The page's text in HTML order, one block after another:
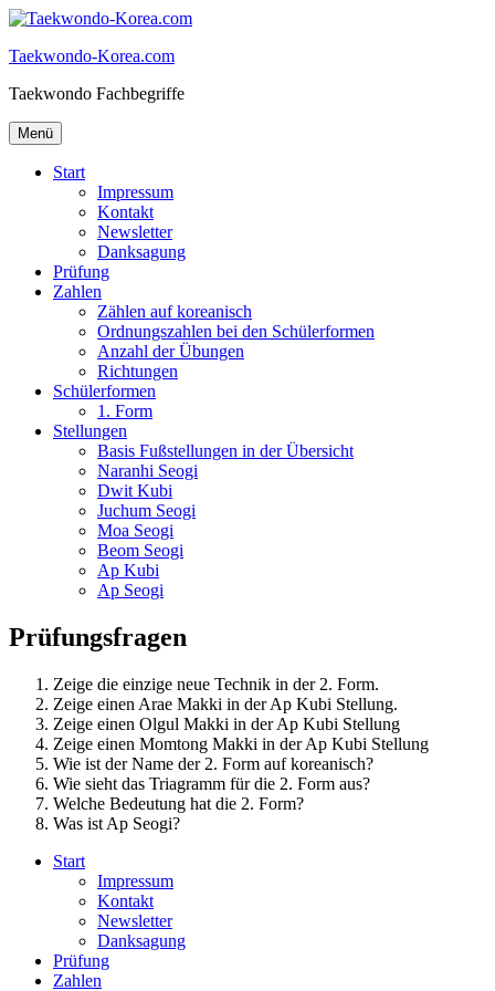
Zum
springen
Taekwondo-Korea.com
Taekwondo Fachbegriffe
Menü
Start
Impressum
Kontakt
Newsletter
Danksagung
Prüfung
Zahlen
Zählen auf koreanisch
Ordnungszahlen bei den Schülerformen
Anzahl der Übungen
Richtungen
Schülerformen
1. Form
Stellungen
Basis Fußstellungen in der Übersicht
Naranhi Seogi
Dwit Kubi
Juchum Seogi
Moa Seogi
Beom Seogi
Ap Kubi
Ap Seogi
Prüfungsfragen
Zeige die einzige neue Technik in der 2. Form.
Zeige einen Arae Makki in der Ap Kubi Stellung.
Zeige einen Olgul Makki in der Ap Kubi Stellung
Zeige einen Momtong Makki in der Ap Kubi Stellung
Wie ist der Name der 2. Form auf koreanisch?
Wie sieht das Triagramm für die 2. Form aus?
Welche Bedeutung hat die 2. Form?
Was ist Ap Seogi?
Start
Impressum
Kontakt
Newsletter
Danksagung
Prüfung
Zahlen